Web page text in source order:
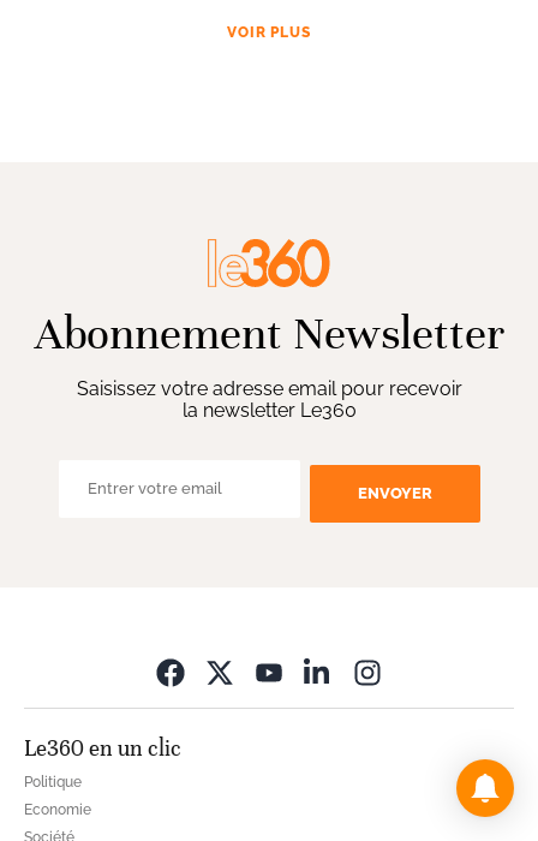
VOIR PLUS
Abonnement Newsletter
Saisissez votre adresse email pour recevoir
la newsletter Le360
ENVOYER
Le360 en un clic
Politique
Economie